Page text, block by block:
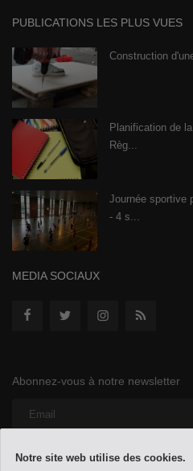
PUBLICATIONS LES PLUS VUES
Construction
Planification de
Règ...
Journée sportive
- 4 s...
MEDIA SOCIAUX
Abonnez-vous à notre newsletter
Notre site web utilise des cookies.